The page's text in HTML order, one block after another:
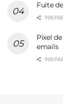
Fuite
998
Pixel
emails
998